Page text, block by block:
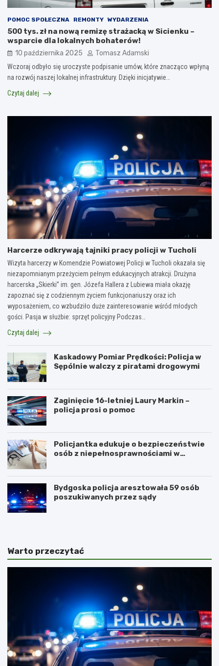
POMOC SPOŁECZNA REMONTY WYDARZENIA
500 tys. zł na nową remizę strażacką w Sicienku –
wsparcie dla lokalnych bohaterów!
10 października 2025 Tomasz Adamski
Wczoraj odbyło się uroczyste podpisanie umów, które znacząco wpłyną
na rozwój naszej lokalnej infrastruktury. Dzięki inicjatywie…
Czytaj dalej
Harcerze odkrywają tajniki pracy policji w Tucholi
Wizyta harcerzy w Komendzie Powiatowej Policji w Tucholi okazała się
niezapomnianym przeżyciem pełnym edukacyjnych atrakcji. Drużyna
harcerska „Skierki” im. gen. Józefa Hallera z Lubiewa miała okazję
zapoznać się z codziennym życiem funkcjonariuszy oraz ich
wyposażeniem, co wzbudziło duże zainteresowanie wśród młodych
gości. Pasja w służbie: sprzęt policyjny Podczas…
Czytaj dalej
Kaskadowy Pomiar Prędkości: Policja w
Sępólnie walczy z piratami drogowymi
Zaginięcie 16-letniej Laury Markin –
policja prosi o pomoc
Policjantka edukuje o bezpieczeństwie
osób z niepełnosprawnościami w
Bydgoska policja aresztowała 59 osób
poszukiwanych przez sądy
Warto przeczytać